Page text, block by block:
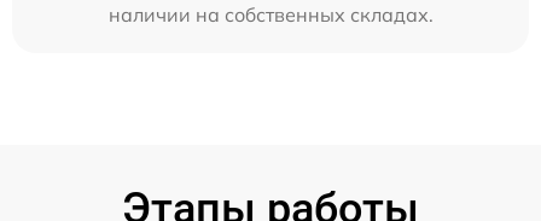
наличии на собственных складах.
Этапы работы